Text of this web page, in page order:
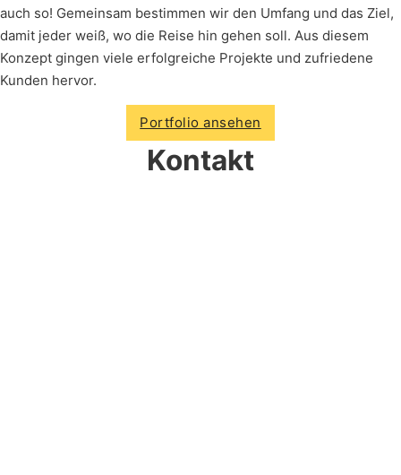
auch so! Gemeinsam bestimmen wir den Umfang und das Ziel,
damit jeder weiß, wo die Reise hin gehen soll. Aus diesem
Konzept gingen viele erfolgreiche Projekte und zufriedene
Kunden hervor.
Portfolio ansehen
Kontakt